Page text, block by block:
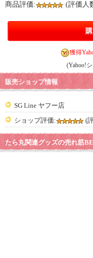
商品評価: (評価人
獲得
(Yahoo!
販売ショップ情報
SG Line ヤフー店
ショップ評価:
(
たら丸関連グッズの売れ筋